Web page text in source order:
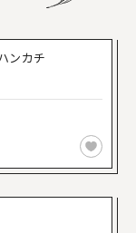
ンカチ